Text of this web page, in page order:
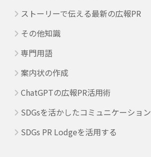
ストーリーで伝える最新の広報PR
その他知識
専門用語
案内状の作成
ChatGPTの広報PR活用術
SDGsを活かしたコミュニケーション
SDGs PR Lodgeを活用する